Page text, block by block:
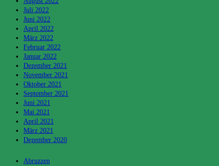
Juli 2022
Juni 2022
April 2022
März 2022
Februar 2022
Januar 2022
Dezember 2021
November 2021
Oktober 2021
September 2021
Juni 2021
Mai 2021
April 2021
März 2021
Dezember 2020
Kategorien
Abruzzen